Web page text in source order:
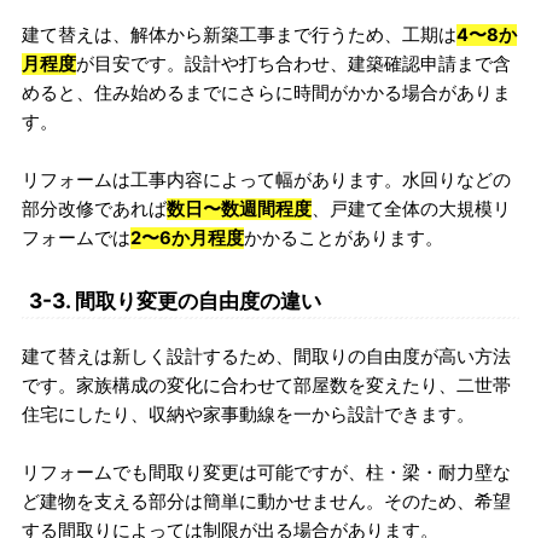
建て替えは、解体から新築工事まで行うため、工期は4〜8か
月程度が目安です。設計や打ち合わせ、建築確認申請まで含
めると、住み始めるまでにさらに時間がかかる場合がありま
す。
リフォームは工事内容によって幅があります。水回りなどの
部分改修であれば数日〜数週間程度、戸建て全体の大規模リ
フォームでは2〜6か月程度かかることがあります。
3-3. 間取り変更の自由度の違い
建て替えは新しく設計するため、間取りの自由度が高い方法
です。家族構成の変化に合わせて部屋数を変えたり、二世帯
住宅にしたり、収納や家事動線を一から設計できます。
リフォームでも間取り変更は可能ですが、柱・梁・耐力壁な
ど建物を支える部分は簡単に動かせません。そのため、希望
する間取りによっては制限が出る場合があります。